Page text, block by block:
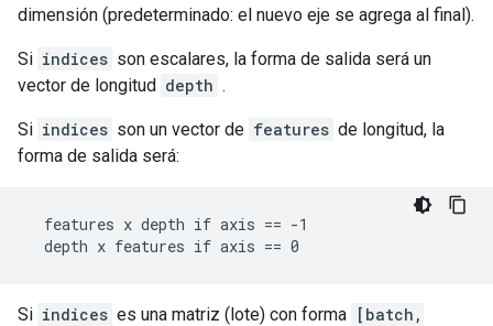
dimensión (predeterminado: el nuevo eje se agrega al final).
Si indices son escalares, la forma de salida será un
vector de longitud depth .
Si indices son un vector de features de longitud, la
forma de salida será:
  features x depth if axis == -1
  depth x features if axis == 0
Si indices es una matriz (lote) con forma [batch,